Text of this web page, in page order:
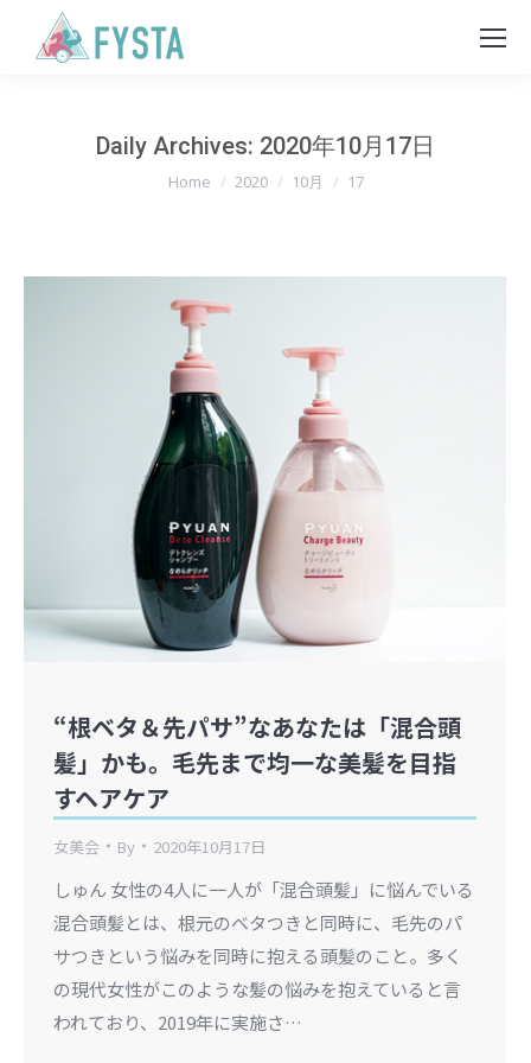
Daily Archives: 2020年10月17日
You are here:
Home 2020 10月 17
“根ベタ＆先パサ”なあなたは「混合頭
髪」かも。毛先まで均一な美髪を目指
すヘアケア
女美会 By 2020年10月17日
しゅん 女性の4人に一人が「混合頭髪」に悩んでいる
混合頭髪とは、根元のベタつきと同時に、毛先のパ
サつきという悩みを同時に抱える頭髪のこと。多く
の現代女性がこのような髪の悩みを抱えていると言
われており、2019年に実施さ…